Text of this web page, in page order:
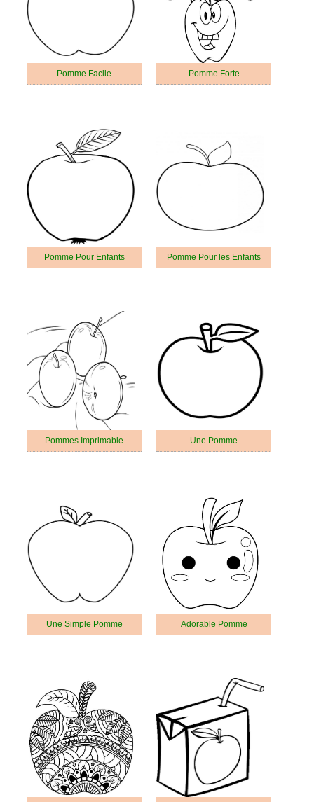
Pomme Facile Pomme Forte
Pomme Pour Enfants Pomme Pour les Enfants
Pommes Imprimable Une Pomme
Une Simple Pomme Adorable Pomme